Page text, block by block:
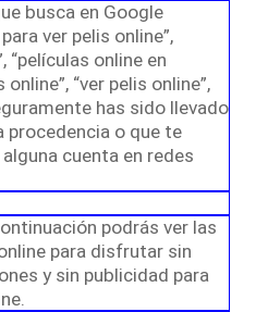
busca en Google
ver pelis online”,
“películas online en
“ver pelis online”,
has sido llevado
procedencia o que te
cuenta en redes
podrás ver las
para disfrutar sin
y sin publicidad para